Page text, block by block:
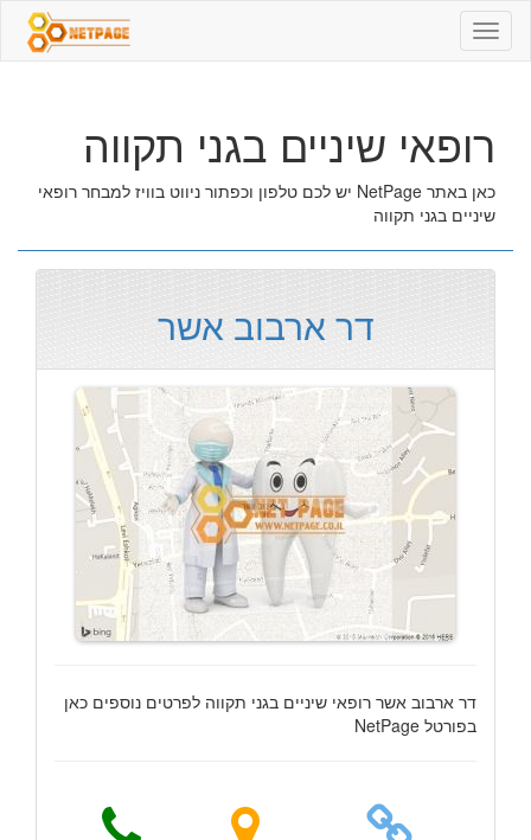
רופאי
שיניים
רופאי שיניים בגני תקווה
כאן באתר NetPage יש לכם טלפון וכפתור ניווט בוויז למבחר רופאי
שיניים בגני תקווה
דר ארבוב אשר
דר ארבוב אשר רופאי שיניים בגני תקווה לפרטים נוספים כאן
בפורטל NetPage